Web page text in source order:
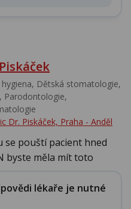
hygiena, Dětská stomatologie,
Parodontologie,
Dr. Piskáček, Praha - Anděl
se pouští pacient hned
byste měla mít toto
lékaře je nutné